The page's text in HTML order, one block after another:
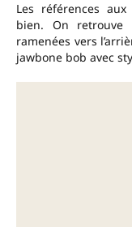
Les références aux
bien. On retrouve
ramenées vers
jawbone bob avec